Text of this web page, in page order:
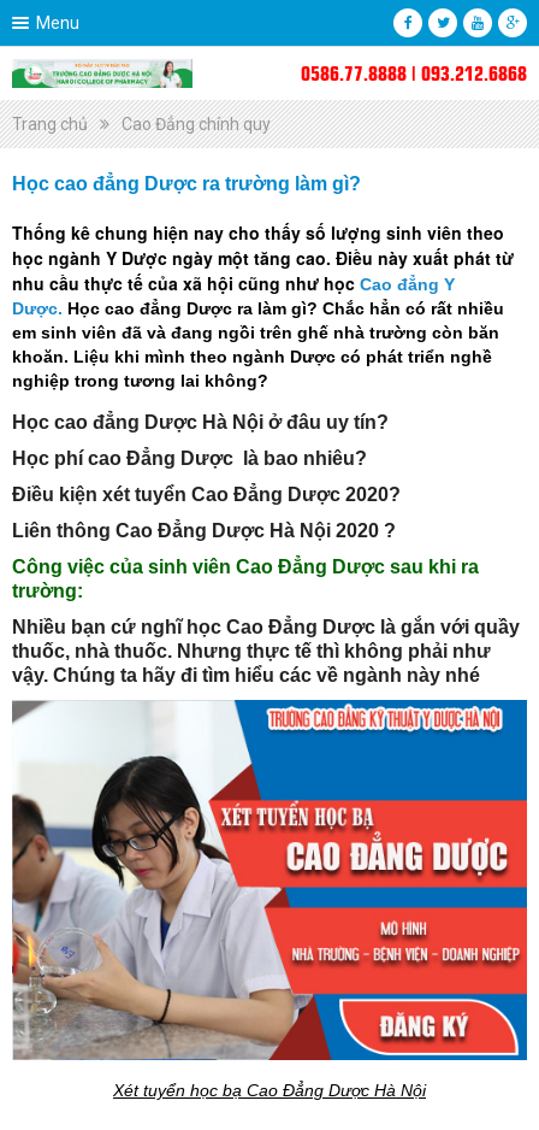
Menu
0586.77.8888 | 093.212.6868
Trang chủ Cao Đẳng chính quy
Học cao đẳng Dược ra trường làm gì?
Thống kê chung hiện nay cho thấy số lượng sinh viên theo
học ngành Y Dược ngày một tăng cao. Điều này xuất phát từ
nhu cầu thực tế của xã hội cũng như học Cao đẳng Y
Dược. Học cao đẳng Dược ra làm gì? Chắc hẳn có rất nhiều
em sinh viên đã và đang ngồi trên ghế nhà trường còn băn
khoăn. Liệu khi mình theo ngành Dược có phát triển nghề
nghiệp trong tương lai không?
Học cao đẳng Dược Hà Nội ở đâu uy tín?
Học phí cao Đẳng Dược là bao nhiêu?
Điều kiện xét tuyển Cao Đẳng Dược 2020?
Liên thông Cao Đẳng Dược Hà Nội 2020 ?
Công việc của sinh viên Cao Đẳng Dược sau khi ra
trường:
Nhiều bạn cứ nghĩ học Cao Đẳng Dược là gắn với quầy
thuốc, nhà thuốc. Nhưng thực tế thì không phải như
vậy. Chúng ta hãy đi tìm hiểu các về ngành này nhé
Xét tuyển học bạ Cao Đẳng Dược Hà Nội